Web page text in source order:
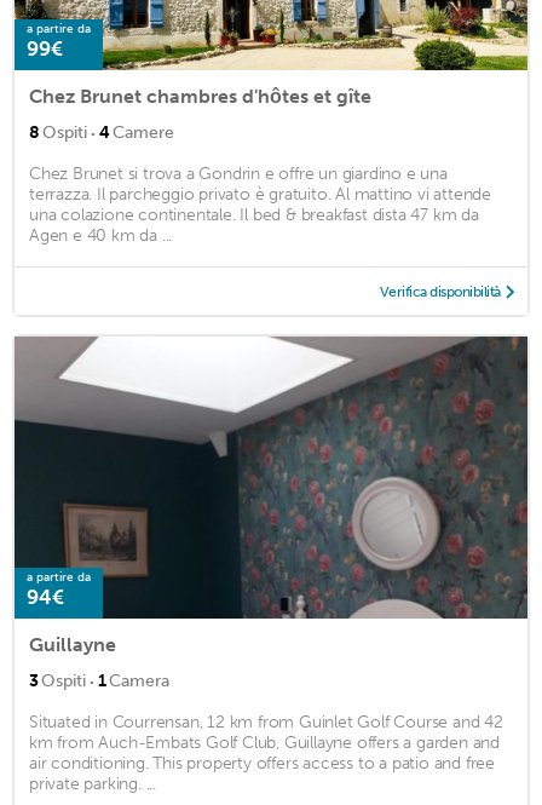
a partire da
99€
Chez Brunet chambres d'hôtes et gîte
8Ospiti · 4Camere
Chez Brunet si trova a Gondrin e offre un giardino e una
terrazza. Il parcheggio privato è gratuito. Al mattino vi attende
una colazione continentale. Il bed & breakfast dista 47 km da
Agen e 40 km da ...
Verifica disponibilità
a partire da
94€
Guillayne
3Ospiti · 1Camera
Situated in Courrensan, 12 km from Guinlet Golf Course and 42
km from Auch-Embats Golf Club, Guillayne offers a garden and
air conditioning. This property offers access to a patio and free
private parking. ...